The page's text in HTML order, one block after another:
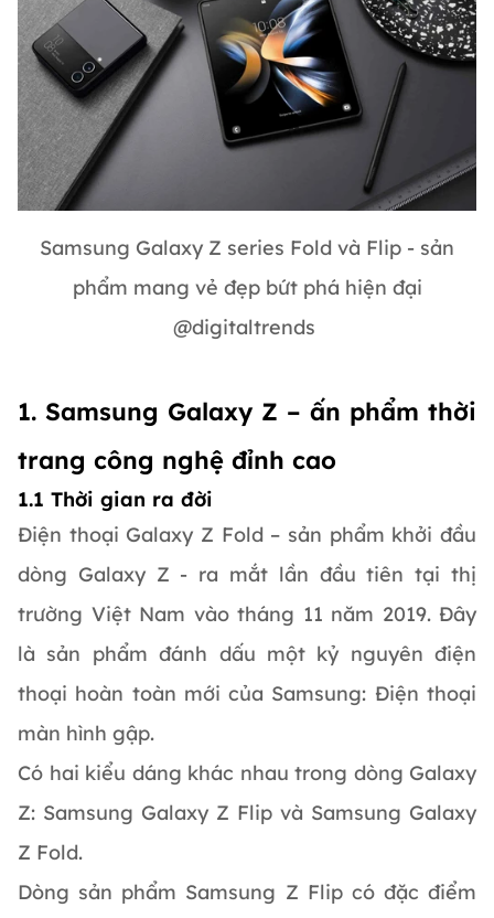
Samsung Galaxy Z series Fold và Flip - sản
phẩm mang vẻ đẹp bứt phá hiện đại
@digitaltrends
1. Samsung Galaxy Z – ấn phẩm thời
trang công nghệ đỉnh cao
1.1 Thời gian ra đời
Điện thoại Galaxy Z Fold – sản phẩm khởi đầu
dòng Galaxy Z - ra mắt lần đầu tiên tại thị
trường Việt Nam vào tháng 11 năm 2019. Đây
là sản phẩm đánh dấu một kỷ nguyên điện
thoại hoàn toàn mới của Samsung: Điện thoại
màn hình gập.
Có hai kiểu dáng khác nhau trong dòng Galaxy
Z: Samsung Galaxy Z Flip và Samsung Galaxy
Z Fold.
Dòng sản phẩm Samsung Z Flip có đặc điểm